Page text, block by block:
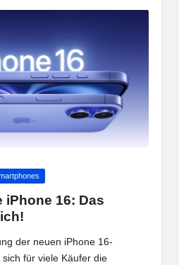
iPhone 16: Das
der neuen iPhone 16-
für viele Käufer die